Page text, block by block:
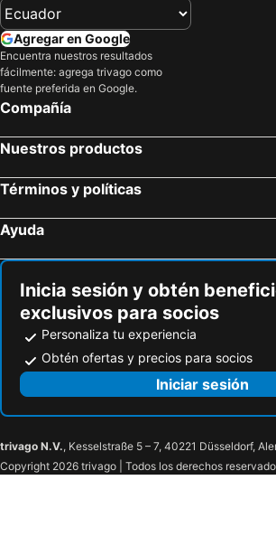
Hoteles en Italia
Hoteles en Tailandia
Hoteles en El Caribe
Hoteles en Tumbes
Agregar en Google
Encuentra nuestros resultados
fácilmente: agrega trivago como
fuente preferida en Google.
Compañía
Nuestros productos
Términos y políticas
Ayuda
Inicia sesión y obtén
exclusivos para socios
Personaliza tu experiencia
Obtén ofertas y precios para socios
Iniciar sesión
trivago N.V., Kesselstraße 5 – 7, 40221 Düsseldorf,
Copyright 2026 trivago | Todos los derechos